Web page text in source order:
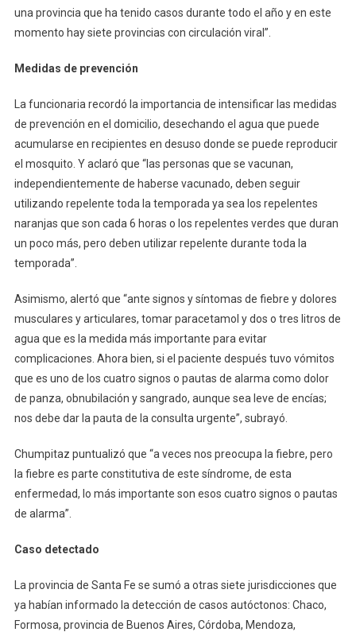
una provincia que ha tenido casos durante todo el año y en este
momento hay siete provincias con circulación viral”.
Medidas de prevención
La funcionaria recordó la importancia de intensificar las medidas
de prevención en el domicilio, desechando el agua que puede
acumularse en recipientes en desuso donde se puede reproducir
el mosquito. Y aclaró que “las personas que se vacunan,
independientemente de haberse vacunado, deben seguir
utilizando repelente toda la temporada ya sea los repelentes
naranjas que son cada 6 horas o los repelentes verdes que duran
un poco más, pero deben utilizar repelente durante toda la
temporada”.
Asimismo, alertó que “ante signos y síntomas de fiebre y dolores
musculares y articulares, tomar paracetamol y dos o tres litros de
agua que es la medida más importante para evitar
complicaciones. Ahora bien, si el paciente después tuvo vómitos
que es uno de los cuatro signos o pautas de alarma como dolor
de panza, obnubilación y sangrado, aunque sea leve de encías;
nos debe dar la pauta de la consulta urgente”, subrayó.
Chumpitaz puntualizó que “a veces nos preocupa la fiebre, pero
la fiebre es parte constitutiva de este síndrome, de esta
enfermedad, lo más importante son esos cuatro signos o pautas
de alarma”.
Caso detectado
La provincia de Santa Fe se sumó a otras siete jurisdicciones que
ya habían informado la detección de casos autóctonos: Chaco,
Formosa, provincia de Buenos Aires, Córdoba, Mendoza,